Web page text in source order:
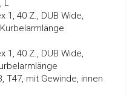
1, 40 Z., DUB Wide,
1, 40 Z., DUB Wide,
T47, mit Gewinde, innen